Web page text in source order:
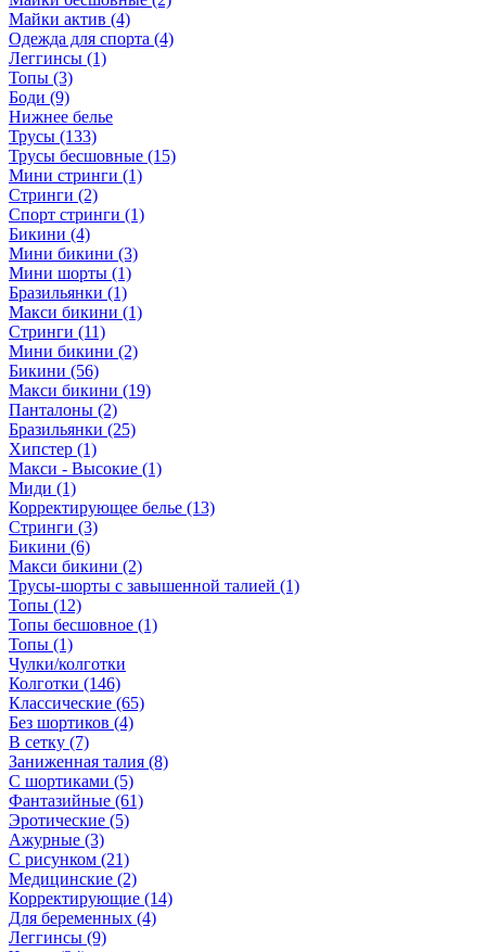
Майки актив (4)
Одежда для спорта (4)
Леггинсы (1)
Топы (3)
Боди (9)
Нижнее белье
Трусы (133)
Трусы бесшовные (15)
Мини стринги (1)
Стринги (2)
Спорт стринги (1)
Бикини (4)
Мини бикини (3)
Мини шорты (1)
Бразильянки (1)
Макси бикини (1)
Стринги (11)
Мини бикини (2)
Бикини (56)
Макси бикини (19)
Панталоны (2)
Бразильянки (25)
Хипстер (1)
Макси - Высокие (1)
Миди (1)
Корректирующее белье (13)
Стринги (3)
Бикини (6)
Макси бикини (2)
Трусы-шорты с завышенной талией (1)
Топы (12)
Топы бесшовное (1)
Топы (1)
Чулки/колготки
Колготки (146)
Классические (65)
Без шортиков (4)
В сетку (7)
Заниженная талия (8)
C шортиками (5)
Фантазийные (61)
Эротические (5)
Ажурные (3)
С рисунком (21)
Медицинские (2)
Корректирующие (14)
Для беременных (4)
Леггинсы (9)